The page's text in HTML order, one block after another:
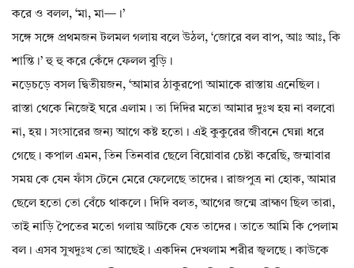
করে ও বলল, ‘মা, মা—।’
সঙ্গে সঙ্গে প্রথমজন টলমল গলায় বলে উঠল, ‘জোরে বল বাপ, আঃ আঃ, কি
শান্তি।’ হু হু করে কেঁদে ফেলল বুড়ি।
নড়েচড়ে বসল দ্বিতীয়জন, ‘আমার ঠাকুরপো আমাকে রাস্তায় এনেছিল।
রাস্তা থেকে নিজেই ঘরে এলাম। তা দিদির মতো আমার দুঃখ হয় না বলবো
না, হয়। সংসারের জন্য আগে কষ্ট হতো। এই কুকুরের জীবনে ঘেন্না ধরে
গেছে। কপাল এমন, তিন তিনবার ছেলে বিয়োবার চেষ্টা করেছি, জন্মাবার
সময় কে যেন ফাঁস টেনে মেরে ফেলেছে তাদের। রাজপুত্র না হোক, আমার
ছেলে হতো তো বেঁচে থাকলে। দিদি বলত, আগের জন্মে ব্রাহ্মণ ছিল তারা,
তাই নাড়ি পৈতের মতো গলায় আটকে যেত তাদের। তাতে আমি কি পেলাম
বল। এসব সুখদুঃখ তো আছেই। একদিন দেখলাম শরীর জ্বলছে। কাউকে